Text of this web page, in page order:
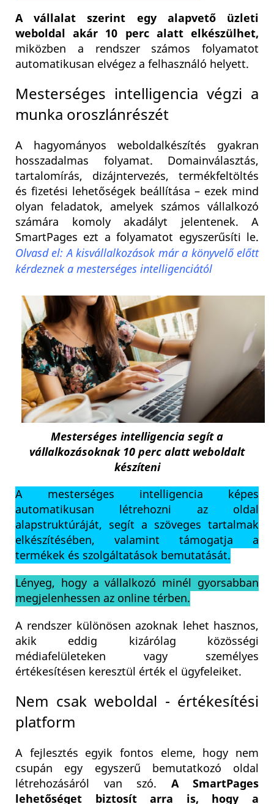
A vállalat szerint egy alapvető üzleti
weboldal akár 10 perc alatt elkészülhet,
miközben a rendszer számos folyamatot
automatikusan elvégez a felhasználó helyett.
Mesterséges intelligencia végzi a
munka oroszlánrészét
A hagyományos weboldalkészítés gyakran
hosszadalmas folyamat. Domainválasztás,
tartalomírás, dizájntervezés, termékfeltöltés
és fizetési lehetőségek beállítása – ezek mind
olyan feladatok, amelyek számos vállalkozó
számára komoly akadályt jelentenek. A
SmartPages ezt a folyamatot egyszerűsíti le.
Olvasd el: A kisvállalkozások már a könyvelő előtt
kérdeznek a mesterséges intelligenciától
Mesterséges intelligencia segít a
vállalkozásoknak 10 perc alatt weboldalt
készíteni
A mesterséges intelligencia képes
automatikusan létrehozni az oldal
alapstruktúráját, segít a szöveges tartalmak
elkészítésében, valamint támogatja a
termékek és szolgáltatások bemutatását.
Lényeg, hogy a vállalkozó minél gyorsabban
megjelenhessen az online térben.
A rendszer különösen azoknak lehet hasznos,
akik eddig kizárólag közösségi
médiafelületeken vagy személyes
értékesítésen keresztül érték el ügyfeleiket.
Nem csak weboldal - értékesítési
platform
A fejlesztés egyik fontos eleme, hogy nem
csupán egy egyszerű bemutatkozó oldal
létrehozásáról van szó. A SmartPages
lehetőséget biztosít arra is, hogy a